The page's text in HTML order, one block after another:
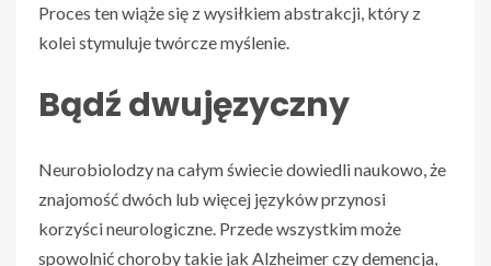
Proces ten wiąże się z wysiłkiem abstrakcji, który z
kolei stymuluje twórcze myślenie.
Bądź dwujęzyczny
Neurobiolodzy na całym świecie dowiedli naukowo, że
znajomość dwóch lub więcej języków przynosi
korzyści neurologiczne. Przede wszystkim może
spowolnić choroby takie jak Alzheimer czy demencja,